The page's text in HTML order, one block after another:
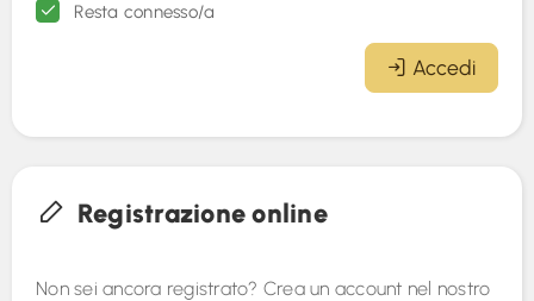
Resta connesso/a
Accedi
Registrazione online
Non sei ancora registrato? Crea un account nel nostro